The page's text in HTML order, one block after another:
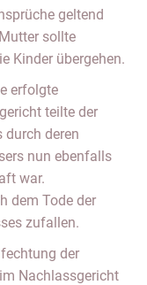
geltend
sollte
Kinder übergehen.
erfolgte
teilte der
durch deren
nun ebenfalls
war.
dem Tode der
zufallen.
der
Nachlassgericht